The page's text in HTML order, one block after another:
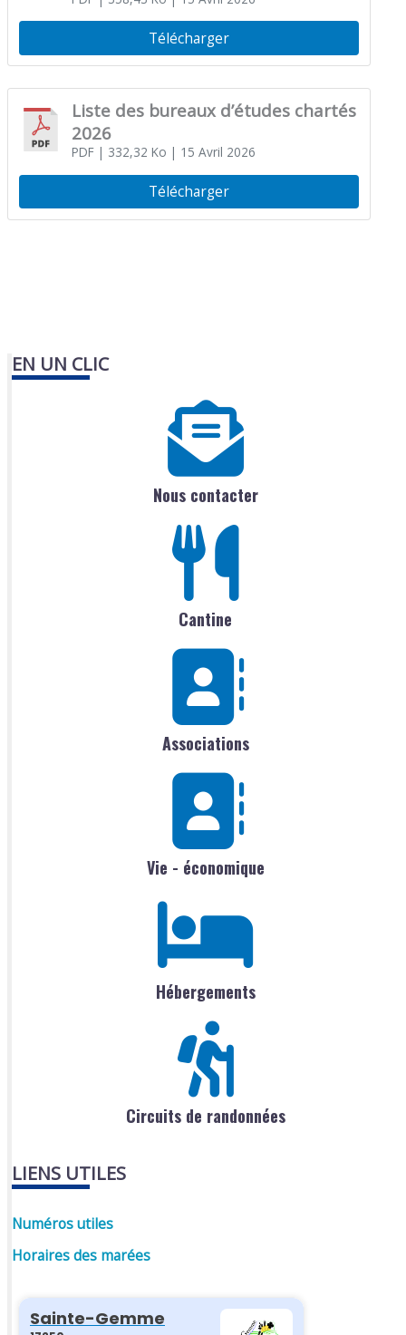
Télécharger
Liste des bureaux d’études chartés
2026
PDF| 332,32 Ko | 15 Avril 2026
Télécharger
EN UN CLIC
Nous contacter
Cantine
Associations
Vie - économique
Hébergements
Circuits de randonnées
LIENS UTILES
Numéros utiles
Horaires des marées